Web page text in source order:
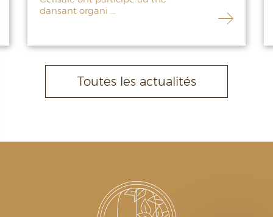
dansant organi ...
Toutes les actualités